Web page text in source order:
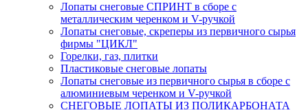
Лопаты снеговые СПРИНТ в сборе с
металлическим черенком и V-ручкой
Лопаты снеговые, скреперы из первичного сырья
фирмы "ЦИКЛ"
Горелки, газ, плитки
Пластиковые снеговые лопаты
Лопаты снеговые из первичного сырья в сборе с
алюминиевым черенком и V-ручкой
СНЕГОВЫЕ ЛОПАТЫ ИЗ ПОЛИКАРБОНАТА